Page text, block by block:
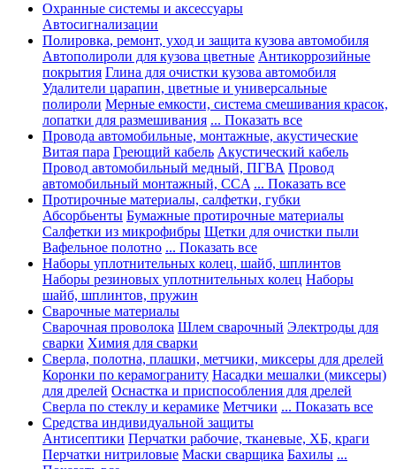
Охранные системы и аксессуары
Автосигнализации
Полировка, ремонт, уход и защита кузова автомобиля
Автополироли для кузова цветные Антикоррозийные
покрытия Глина для очистки кузова автомобиля
Удалители царапин, цветные и универсальные
полироли Мерные емкости, система смешивания красок,
лопатки для размешивания ... Показать все
Провода автомобильные, монтажные, акустические
Витая пара Греющий кабель Акустический кабель
Провод автомобильный медный, ПГВА Провод
автомобильный монтажный, CCA ... Показать все
Протирочные материалы, салфетки, губки
Абсорбьенты Бумажные протирочные материалы
Салфетки из микрофибры Щетки для очистки пыли
Вафельное полотно ... Показать все
Наборы уплотнительных колец, шайб, шплинтов
Наборы резиновых уплотнительных колец Наборы
шайб, шплинтов, пружин
Сварочные материалы
Сварочная проволока Шлем сварочный Электроды для
сварки Химия для сварки
Сверла, полотна, плашки, метчики, миксеры для дрелей
Коронки по керамограниту Насадки мешалки (миксеры)
для дрелей Оснастка и приспособления для дрелей
Сверла по стеклу и керамике Метчики ... Показать все
Средства индивидуальной защиты
Антисептики Перчатки рабочие, тканевые, ХБ, краги
Перчатки нитриловые Маски сварщика Бахилы ...